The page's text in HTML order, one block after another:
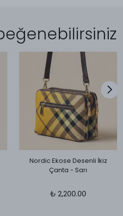
Nordic Ekose Desenli İkiz
Çanta - Sarı
₺ 2,200.00